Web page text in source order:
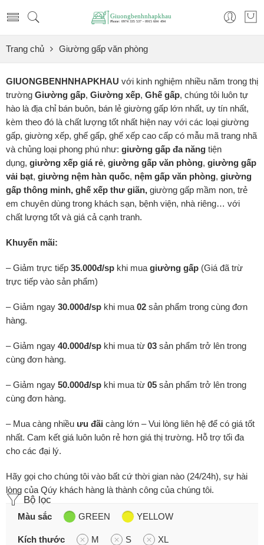
Trang chủ Giường gấp văn phòng
GIUONGBENHNHAPKHAU với kinh nghiệm nhiều năm trong thị
trường Giường gấp, Giường xếp, Ghế gấp, chúng tôi luôn tự
hào là địa chỉ bán buôn, bán lẻ giường gấp lớn nhất, uy tín nhất,
kèm theo đó là chất lượng tốt nhất hiện nay với các loại giường
gấp, giường xếp, ghế gấp, ghế xếp cao cấp có mẫu mã trang nhã
và chủng loại phong phú như: giường gấp đa năng tiện
dụng, giường xếp giá rẻ, giường gấp văn phòng, giường gấp
vải bạt, giường nệm hàn quốc, nệm gấp văn phòng, giường
gấp thông minh, ghế xếp thư giãn, giường gấp mầm non, trẻ
em chuyên dùng trong khách sạn, bệnh viện, nhà riêng… với
chất lượng tốt và giá cả cạnh tranh.
Khuyến mãi:
– Giảm trực tiếp 35.000đ/sp khi mua giường gấp (Giá đã trừ
trực tiếp vào sản phẩm)
– Giảm ngay 30.000đ/sp khi mua 02 sản phẩm trong cùng đơn
hàng.
– Giảm ngay 40.000đ/sp khi mua từ 03 sản phẩm trở lên trong
cùng đơn hàng.
– Giảm ngay 50.000đ/sp khi mua từ 05 sản phẩm trở lên trong
cùng đơn hàng.
– Mua càng nhiều ưu đãi càng lớn – Vui lòng liên hệ để có giá tốt
nhất. Cam kết giá luôn luôn rẻ hơn giá thị trường. Hỗ trợ tối đa
cho các đại lý.
Hãy gọi cho chúng tôi vào bất cứ thời gian nào (24/24h), sự hài
lòng của Qúy khách hàng là thành công của chúng tôi.
Bộ lọc
Màu sắc GREEN YELLOW
Kích thước M S XL